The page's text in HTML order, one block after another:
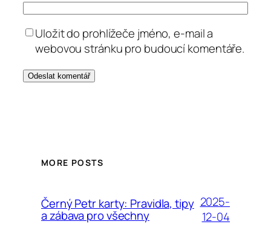
Uložit do prohlížeče jméno, e-mail a
webovou stránku pro budoucí komentáře.
MORE POSTS
Černý Petr karty: Pravidla, tipy
a zábava pro všechny
2025-
12-04